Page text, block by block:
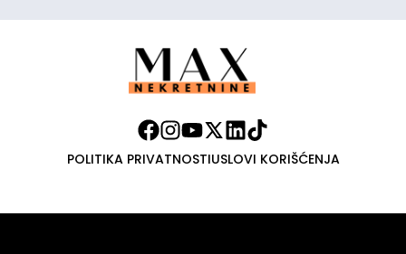
POLITIKA PRIVATNOSTIUSLOVI KORIŠĆENJA